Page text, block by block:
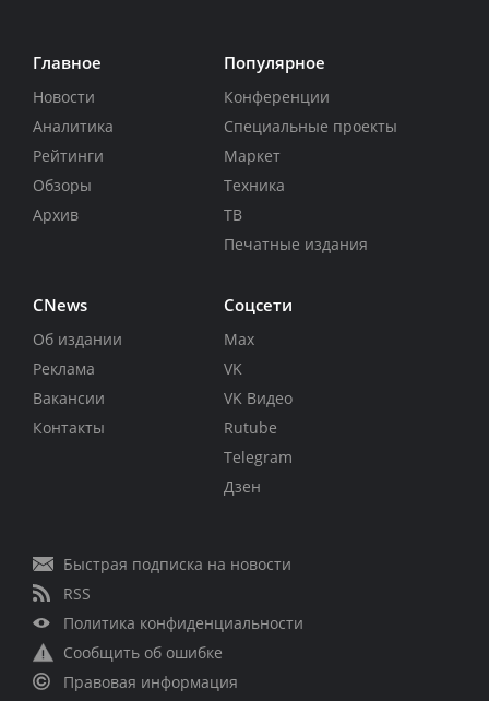
Главное
Новости
Аналитика
Рейтинги
Обзоры
Архив
Популярное
Конференции
Специальные проекты
Маркет
Техника
ТВ
Печатные издания
CNews
Об издании
Реклама
Вакансии
Контакты
Соцсети
Max
VK
VK Видео
Rutube
Telegram
Дзен
Быстрая подписка на новости
RSS
Политика конфиденциальности
Сообщить об ошибке
Правовая информация